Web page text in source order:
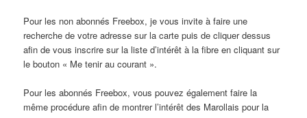
Pour les non abonnés Freebox, je vous invite à faire une
recherche de votre adresse sur la carte puis de cliquer dessus
afin de vous inscrire sur la liste d’intérêt à la fibre en cliquant sur
le bouton « Me tenir au courant ».
Pour les abonnés Freebox, vous pouvez également faire la
même procédure afin de montrer l’intérêt des Marollais pour la